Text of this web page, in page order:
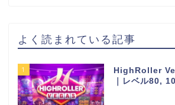
よく読まれている記事
1
HighRoller
｜レベル80,